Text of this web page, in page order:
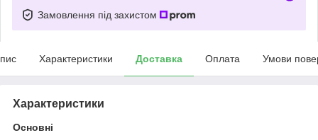
Замовлення під захистом
Характеристики Доставка Оплата Умови
Характеристики
Основні